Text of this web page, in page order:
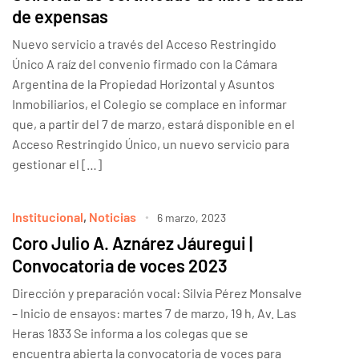
de expensas
Nuevo servicio a través del Acceso Restringido
Único A raíz del convenio firmado con la Cámara
Argentina de la Propiedad Horizontal y Asuntos
Inmobiliarios, el Colegio se complace en informar
que, a partir del 7 de marzo, estará disponible en el
Acceso Restringido Único, un nuevo servicio para
gestionar el […]
Institucional, Noticias 6 marzo, 2023
Coro Julio A. Aznárez Jáuregui |
Convocatoria de voces 2023
Dirección y preparación vocal: Silvia Pérez Monsalve
– Inicio de ensayos: martes 7 de marzo, 19 h, Av. Las
Heras 1833 Se informa a los colegas que se
encuentra abierta la convocatoria de voces para